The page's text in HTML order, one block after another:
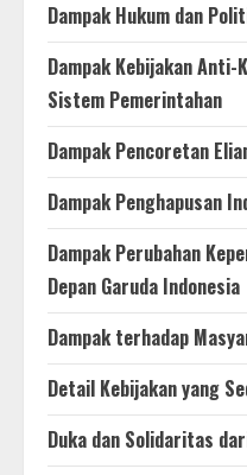
Dampak Hukum dan
Dampak Kebijakan
Sistem Pemerintahan
Dampak Pencoretan
Dampak Penghapusan
Dampak Perubahan
Depan Garuda Indonesia
Dampak terhadap
Detail Kebijakan yang
Duka dan Solidaritas